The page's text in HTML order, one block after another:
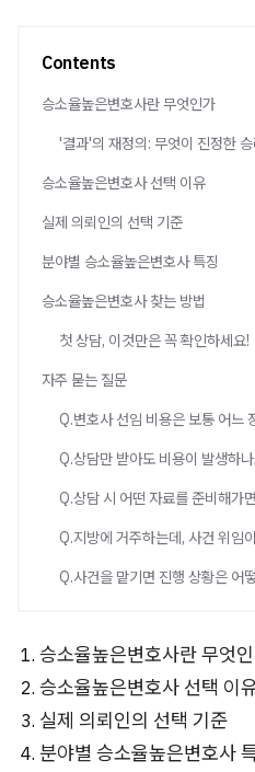
Contents
승소율높은변호사란 무엇인가
'결과'의 재정의: 무엇이 진정한
승소율높은변호사 선택 이유
실제 의뢰인의 선택 기준
분야별 승소율높은변호사 특징
승소율높은변호사 찾는 방법
첫 상담, 이것만은 꼭 확인하세요!
자주 묻는 질문
Q.변호사 선임 비용은 보통 어느
Q.상담만 받아도 비용이 발생하
Q.상담 시 어떤 자료를 준비해가
Q.지방에 거주하는데, 사건 위임
Q.사건을 맡기면 진행 상황은 어
승소율높은변호사란 무엇
승소율높은변호사 선택 이
실제 의뢰인의 선택 기준
분야별 승소율높은변호사